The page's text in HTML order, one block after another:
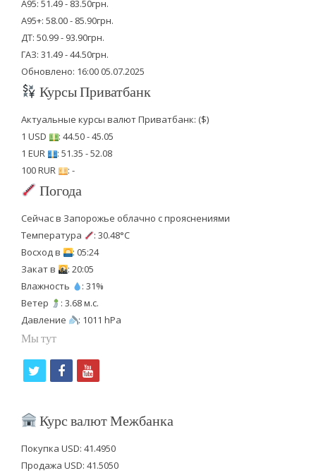
А95: 51.49 - 83.50грн.
А95+: 58.00 - 85.90грн.
ДТ: 50.99 - 93.90грн.
ГАЗ: 31.49 - 44.50грн.
Обновлено: 16:00 05.07.2025
Курсы Приватбанк
Актуальные курсы валют Приватбанк: ($)
1 USD
: 44.50 - 45.05
1 EUR
: 51.35 - 52.08
100 RUR
: -
Погода
Сейчас в Запорожье облачно с прояснениями
Температура
: 30.48°C
Восход в
: 05:24
Закат в
: 20:05
Влажность
: 31%
Ветер
: 3.68 м.с.
Давление
: 1011 hPa
Мы тут
i
t
f
c
b
y
u
u
Курс валют Межбанка
Покупка USD: 41.4950
Продажа USD: 41.5050